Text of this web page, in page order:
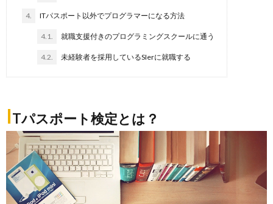
4. ITパスポート以外でプログラマーになる方法
4.1. 就職支援付きのプログラミングスクールに通う
4.2. 未経験者を採用しているSIerに就職する
ITパスポート検定とは？